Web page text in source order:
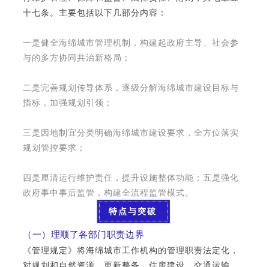
十七条。主要包括以下几部分内容：
一是健全海绵城市管理机制，构建起政府主导、社会参
与的多方协同共治新格局；
二是完善规划传导体系，逐级分解海绵城市建设目标与
指标，加强规划引领；
三是因地制宜分类明确海绵城市建设要求，全方位落实
规划管控要求；
四是厘清运行维护责任，提升设施整体功能；五是强化
政府事中事后监管，构建全流程监管模式。
特点与突破
（一）理顺了各部门职责边界
《管理规定》将海绵城市工作机构的管理职责法定化，